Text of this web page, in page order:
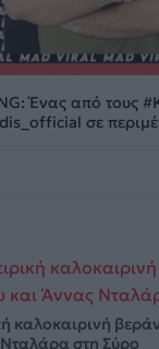
Ένας από τους
σε
καλοκαιρινή
στη Σύρο